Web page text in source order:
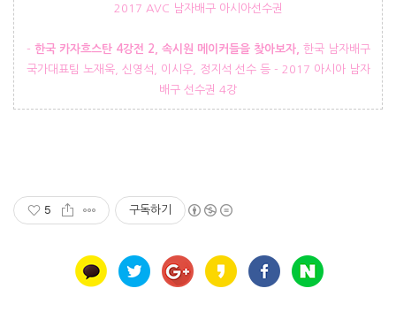
2017 AVC 남자배구 아시아선수권
- 한국 카자흐스탄 4강전 2, 속시원 메이커들을 찾아보자, 한국 남자배구
국가대표팀 노재욱, 신영석, 이시우, 정지석 선수 등 - 2017 아시아 남자
배구 선수권 4강
5 구독하기